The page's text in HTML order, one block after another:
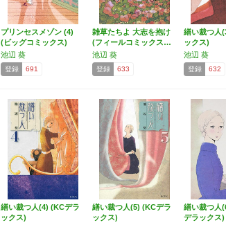
プリンセスメゾン (4)
(ビッグコミックス)
池辺 葵
登録 691
雑草たちよ 大志を抱け
(フィールコミックス…
池辺 葵
登録 633
繕い裁つ人
ックス)
池辺 葵
登録 632
繕い裁つ人(4) (KCデラ
ックス)
繕い裁つ人(5) (KCデラ
ックス)
繕い裁つ人
デラックス)